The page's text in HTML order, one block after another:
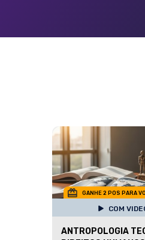
GANHE 2 POS PARA
COM
ANTROPOLOGIA